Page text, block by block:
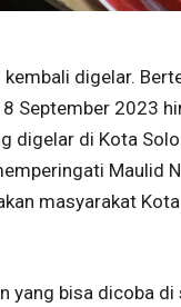
digelar.
September 2023
digelar di Kota
Maulid
masyarakat
yang bisa dicoba